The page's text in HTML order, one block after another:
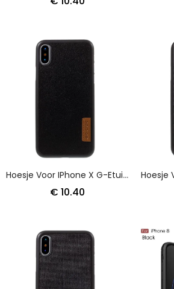
Hoesje Voor IPhone X G-Etui Van Imitatieleer
€ 10.40